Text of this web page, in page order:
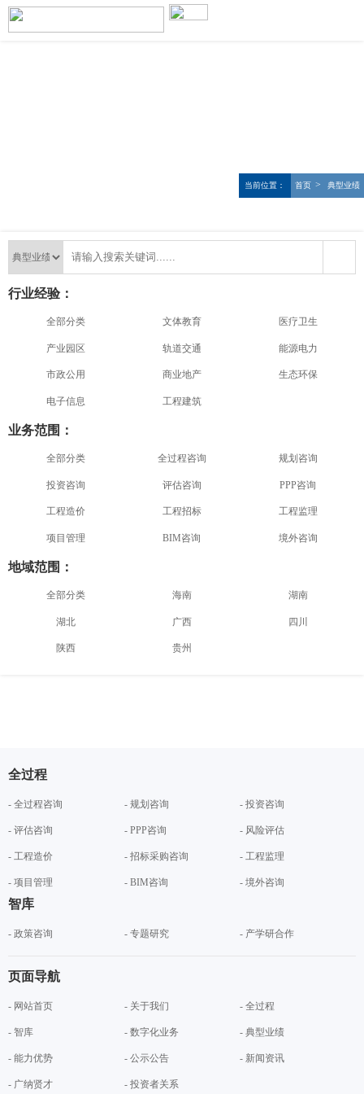
当前位置： 首页 > 典型业绩
行业经验：
全部分类 文体教育 医疗卫生
产业园区 轨道交通 能源电力
市政公用 商业地产 生态环保
电子信息 工程建筑
业务范围：
全部分类 全过程咨询 规划咨询
投资咨询 评估咨询 PPP咨询
工程造价 工程招标 工程监理
项目管理 BIM咨询 境外咨询
地域范围：
全部分类 海南 湖南
湖北 广西 四川
陕西 贵州
全过程
- 全过程咨询 - 规划咨询 - 投资咨询
- 评估咨询 - PPP咨询 - 风险评估
- 工程造价 - 招标采购咨询 - 工程监理
- 项目管理 - BIM咨询 - 境外咨询
智库
- 政策咨询 - 专题研究 - 产学研合作
页面导航
- 网站首页 - 关于我们 - 全过程
- 智库 - 数字化业务 - 典型业绩
- 能力优势 - 公示公告 - 新闻资讯
- 广纳贤才 - 投资者关系